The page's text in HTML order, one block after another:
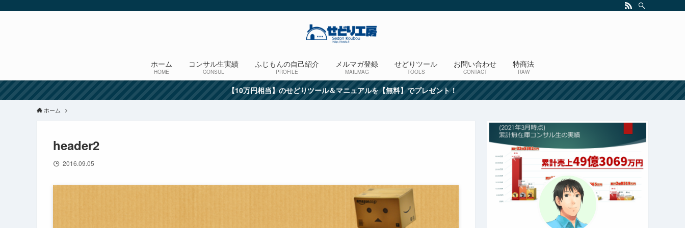
ホーム
HOME
コンサル生実績
CONSUL
ふじもんの自己紹介
PROFILE
メルマガ登録
MAILMAG
せどりツール
TOOLS
お問い合わせ
CONTACT
特商法
RAW
【10万円相当】のせどりツール＆マニュアルを【無料】でプレゼント！
ホーム
header2
2016.09.05